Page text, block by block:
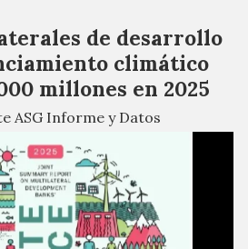
de desarrollo
climático
millones en 2025
ASG Informe y Datos